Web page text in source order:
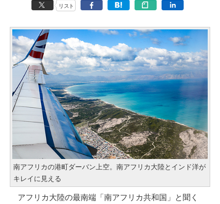
リスト
南アフリカの港町ダーバン上空。南アフリカ大陸とインド洋が
キレイに見える
アフリカ大陸の最南端「南アフリカ共和国」と聞く